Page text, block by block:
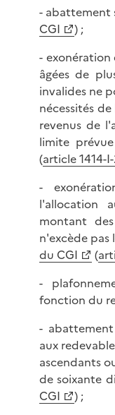
- abattement
CGI
) ;
- exonération
âgées de
invalides ne
nécessités
revenus de
limite
(article 1414-
-
l'allocation
montant
n'excède pas
du CGI
(
-
fonction du
-
aux
ascendants
de soixante
CGI
) ;